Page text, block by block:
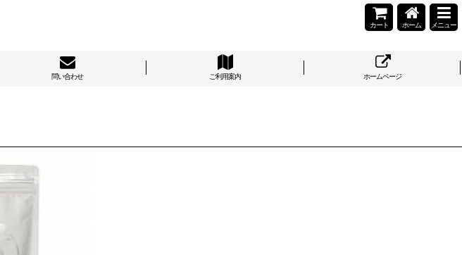
カート ホーム メニュー
問い合わせ ご利用案内 ホームページ